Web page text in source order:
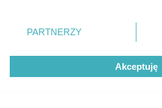
Mrągowie.
dlaczego warto
kierunek
zmienić/wycofać klikając przycisk
znajdujący się w lewym dolnym
rodzaje przetwarzania danych nie
użytkownika, ale masz prawo
przetwarzaniu. Preferencje będą
PARTNERZY
Akceptuję